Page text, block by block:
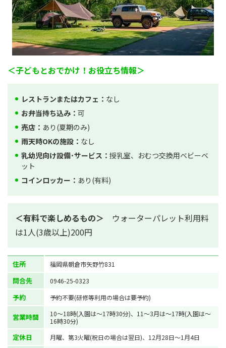
＜子どもとおでかけ！お役立ち情報＞
レストランまたはカフェ： なし
お弁当持ち込み： 可
売店： あり(夏期のみ)
雨天時OKの施設： なし
乳幼児向け設備･サービス： 授乳室、おむつ交換用ベビーベ
ット
コインロッカー： あり(有料)
＜有料で楽しめるもの＞ ウォーターパレット利用料
は1人(3歳以上)200円
住所 福岡県朝倉市矢野竹831
問合先 0946-25-0323
予約 予約不要(研修等利用の場合は要予約)
営業時間
10～18時(入園は～17時30分)、11～3月は～17時(入園は～
16時30分)
定休日 月曜、第3火曜(祝日の場合は翌日)、12月28日～1月4日